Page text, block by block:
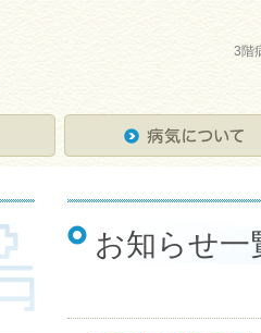
3階
お知らせ一